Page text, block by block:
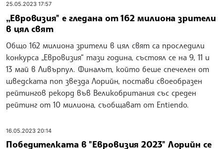
25.05.2023 17:57
„Евровизия" е гледана от 162 милиона зрители
в цял свят
Общо 162 милиона зрители в цял свят са проследили
конкурса „Евровизия“ тази година, състоял се на 9, 11 и
13 май в Ливърпул. Финалът, който беше спечелен от
шведската поп звезда Лорийн, постави своеобразен
рейтингов рекорд във Великобритания със среден
рейтинг от 10 милиона, съобщават от Entiendo.
16.05.2023 20:14
Победителката в "Евровизия 2023" Лорийн се